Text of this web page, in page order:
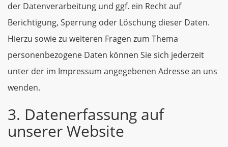
der Datenverarbeitung und ggf. ein Recht auf
Berichtigung, Sperrung oder Löschung dieser Daten.
Hierzu sowie zu weiteren Fragen zum Thema
personenbezogene Daten können Sie sich jederzeit
unter der im Impressum angegebenen Adresse an uns
wenden.
3. Datenerfassung auf
unserer Website